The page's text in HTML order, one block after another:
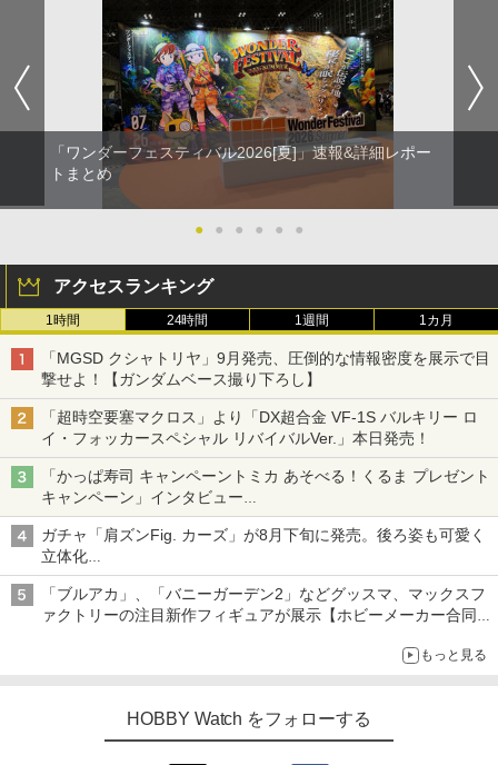
「ワンダーフェスティバル2026[夏]」速報&詳細レポー
トまとめ
● ● ● ● ● ●
アクセスランキング
1時間 24時間 1週間 1カ月
「MGSD クシャトリヤ」9月発売、圧倒的な情報密度を展示で目
撃せよ！【ガンダムベース撮り下ろし】
「超時空要塞マクロス」より「DX超合金 VF-1S バルキリー ロ
イ・フォッカースペシャル リバイバルVer.」本日発売！
「かっぱ寿司 キャンペーントミカ あそべる！くるま プレゼント
キャンペーン」インタビュー
子どもが楽しめるかっぱ寿司ならではの体験とコラボの楽しさを
追求
ガチャ「肩ズンFig. カーズ」が8月下旬に発売。後ろ姿も可愛く
立体化
ライトニング・マックィーンやメーターなど4種がラインナップ
「ブルアカ」、「バニーガーデン2」などグッスマ、マックスフ
ァクトリーの注目新作フィギュアが展示【ホビーメーカー合同展
もっと見る
HOBBY Watch をフォローする